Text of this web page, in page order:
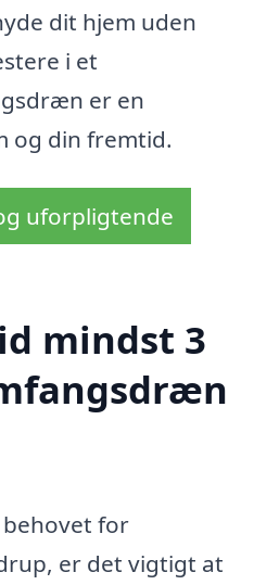
dit hjem uden
i et
er en
og din fremtid.
uforpligtende
mindst 3
for
er det vigtigt at